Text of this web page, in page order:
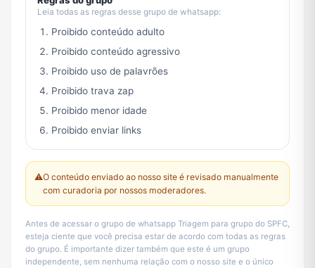
Leia todas as regras desse grupo de whatsapp:
Proibido conteúdo adulto
Proibido conteúdo agressivo
Proibido uso de palavrões
Proibido trava zap
Proibido menor idade
Proibido enviar links
⚠️O conteúdo enviado ao nosso site é revisado manualmente
com curadoria por nossos moderadores.
Antes de acessar o grupo de whatsapp Triagem para grupo do SPFC,
esteja ciente que você precisa estar de acordo com todas as regras
do grupo. É importante dizer também que este é um grupo
independente, sem nenhuma relação com o nosso site e o único